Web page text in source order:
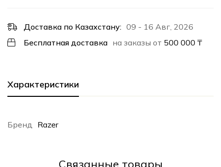
Доставка по Казахстану: 09 - 16 Авг, 2026
Бесплатная доставка на заказы от 500 000 ₸
Характеристики
Бренд Razer
Cвязанные товары